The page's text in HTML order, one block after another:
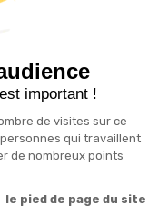
en vous abonnant

important !
de visites sur ce
qui travaillent
de nombreux points
pied de page du site